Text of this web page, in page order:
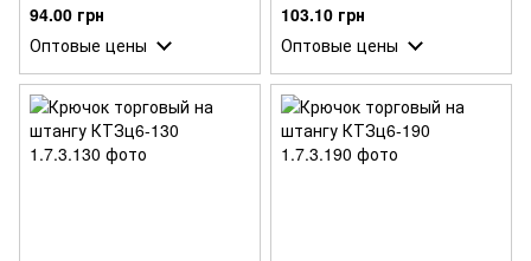
94.00 грн
Оптовые цены
103.10 грн
Оптовые цены